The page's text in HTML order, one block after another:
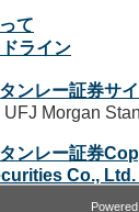
て
ライン
ンレー証券サ
ンレー証券
Co.,